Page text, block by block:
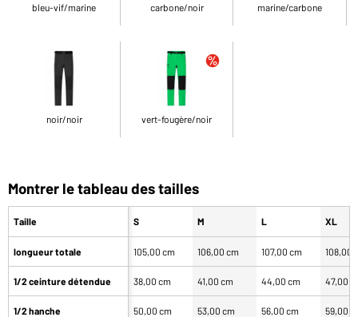
bleu-vif/marine carbone/noir marine/carbone
noir/noir vert-fougère/noir
Montrer le tableau des tailles
Taille
longueur totale
1/2 ceinture détendue
1/2 hanche
S M L XL
105,00 cm 106,00 cm 107,00 cm 108,00
38,00 cm 41,00 cm 44,00 cm 47,00
50,00 cm 53,00 cm 56,00 cm 59,00